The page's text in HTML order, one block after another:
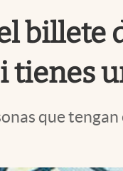
billete
tienes
que